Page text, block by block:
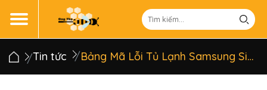
Tin tức Bảng Mã Lỗi Tủ Lạnh Samsung Side By Side